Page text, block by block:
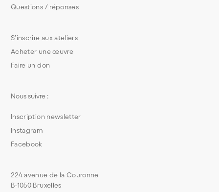
S’inscrire aux ateliers
Acheter une œuvre
Faire un don
Questions / réponses
224 avenue de la Couronne
B-1050 Bruxelles
Nous suivre :
Inscription newsletter
Instagram
Facebook